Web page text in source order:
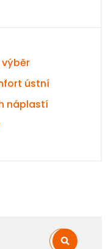
výběr
ústní
náplastí